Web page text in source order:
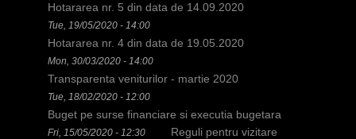
Hotararea nr. 5 din data de 14.09.2020
Tue, 19/05/2020 - 14:00
Hotararea nr. 4 din data de 19.05.2020
Mon, 30/03/2020 - 14:00
Transparenta veniturilor - martie 2020
Tue, 18/02/2020 - 12:00
Buget pe surse financiare si executia bugetara
Fri, 15/05/2020 - 12:30 Reguli pentru vizitare